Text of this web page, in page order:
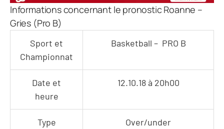
Informations concernant le pronostic Roanne –
Gries (Pro B)
Sport et
Championnat
Basketball – PRO B
Date et
heure
12.10.18 à 20h00
Type
Over/under